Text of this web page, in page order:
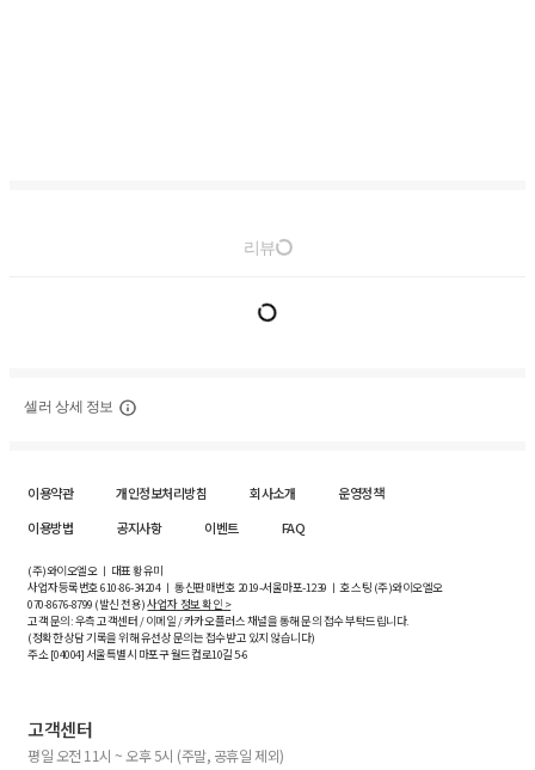
리뷰
셀러 상세 정보
이용약관 개인정보처리방침 회사소개
운영정책
이용방법
공지사항 이벤트 FAQ
(주)와이오엘오 ㅣ 대표 황유미
사업자등록번호610-86-34204ㅣ 통신판매번호 2019-서울마포-1239 ㅣ 호스팅 (주)와이오엘오
070-8676-8799 (발신 전용)사업자 정보 확인 >
고객 문의: 우측 고객센터 / 이메일 / 카카오플러스 채널을 통해 문의 접수 부탁드립니다.
(정확한 상담 기록을 위해 유선상 문의는 접수받고 있지 않습니다)
주소 [04004] 서울특별시 마포구 월드컵로10길5-6
고객센터
평일 오전 11시 ~ 오후 5시 (주말, 공휴일 제외)